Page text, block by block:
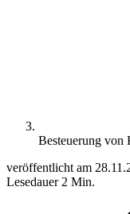
Besteuerung
veröffentlicht am
Lesedauer 2 Min.